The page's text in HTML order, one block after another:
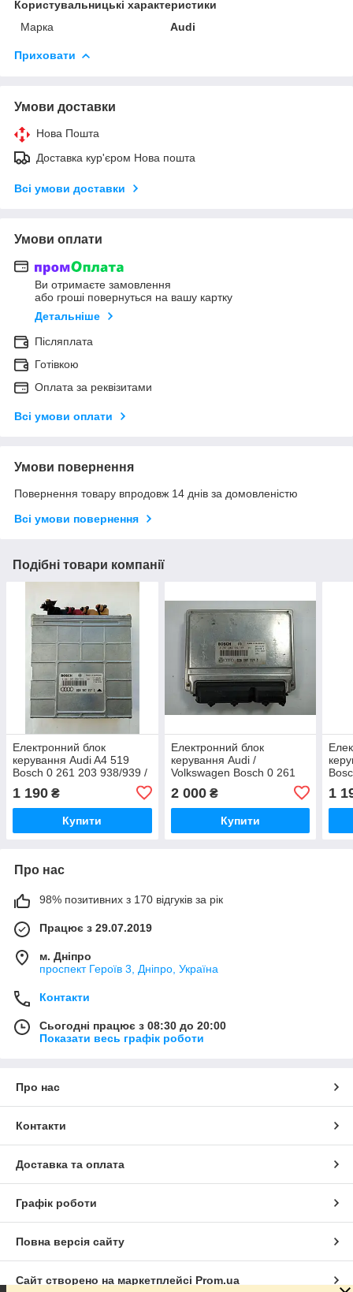
Користувальницькі характеристики
Марка
Audi
Приховати
Умови доставки
Нова Пошта
Доставка кур'єром Нова пошта
Всі умови доставки
Умови оплати
Ви отримаєте замовлення
або гроші повернуться на вашу картку
Детальніше
Післяплата
Готівкою
Оплата за реквізитами
Всі умови оплати
Умови повернення
Повернення товару впродовж 14 днів за домовленістю
Всі умови повернення
Подібні товари компанії
Електронний блок
керування Audi A4 519
Bosch 0 261 203 938/939 /
8D0907557C
1 190 ₴
Купити
Електронний блок
керування Audi /
Volkswagen Bosch 0 261
0261204184/185 / 8D0 907
557 T / 8D0907557T
2 000₴
Купити
1
Про нас
98% позитивних з 170 відгуків за рік
Працює з 29.07.2019
м. Дніпро
проспект Героїв 3, Дніпро, Україна
Контакти
Сьогодні працює з 08:30 до 20:00
Показати весь графік роботи
Про нас
Контакти
Доставка та оплата
Графік роботи
Повна версія сайту
Сайт створено на маркетплейсі Prom.ua